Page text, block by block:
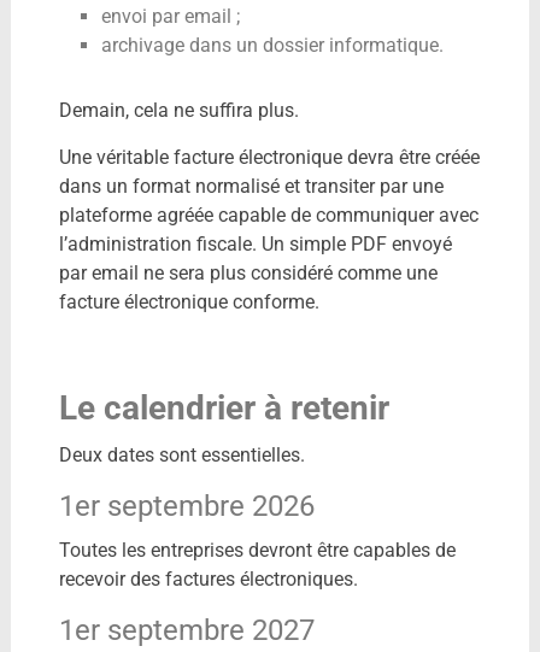
envoi par email ;
archivage dans un dossier informatique.
Demain, cela ne suffira plus.
Une véritable facture électronique devra être créée
dans un format normalisé et transiter par une
plateforme agréée capable de communiquer avec
l’administration fiscale. Un simple PDF envoyé
par email ne sera plus considéré comme une
facture électronique conforme.
Le calendrier à retenir
Deux dates sont essentielles.
1er septembre 2026
Toutes les entreprises devront être capables de
recevoir des factures électroniques.
1er septembre 2027